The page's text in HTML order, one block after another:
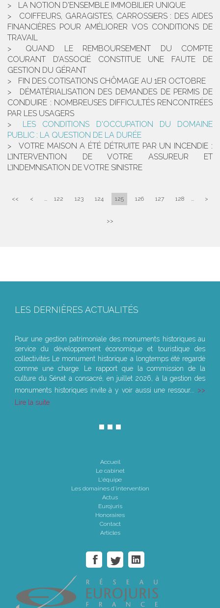
LA NOTION D'ENSEMBLE IMMOBILIER UNIQUE
COIFFEURS, GARAGISTES, CARROSSIERS : DES AIDES
FINANCIÈRES POUR AMÉLIORER VOS CONDITIONS DE
TRAVAIL
QUAND LE REMBOURSEMENT DU COMPTE
COURANT D’ASSOCIÉ CONSTITUE UNE FAUTE DE
GESTION DU GÉRANT
FIN DES COTISATIONS CHÔMAGE AU 1ER OCTOBRE
DÉMATÉRIALISATION DES DEMANDES DE PERMIS DE
CONDUIRE : NOMBREUSES DIFFICULTÉS RENCONTRÉES
PAR LES USAGERS
LES CONDITIONS D'OCCUPATION DU DOMAINE
PUBLIC : LA QUESTION DE LA DURÉE
VOTRE MAISON A ÉTÉ DÉTRUITE PAR UN INCENDIE :
L’INTERVENTION DE VOTRE ASSUREUR ET
L’INDEMNISATION DE VOTRE SINISTRE
<< < ... 122 123 124 125 126 127 128 ... >
>>
LES DERNIÈRES ACTUALITÉS
Pour une gestion patrimoniale des monuments historiques au
service du développement économique et touristique des
collectivités Le monument historique a longtemps été regardé
comme une charge. Le rapport que la commission de la
culture du Sénat a consacré, en juillet 2026, à la gestion des
monuments historiques invite à y voir aussi une ressour...
Lire la suite
Accueil
Le cabinet
L'équipe
Les domaines d'intervention
Actus
Eurojuris
Honoraires
Contact
Articles